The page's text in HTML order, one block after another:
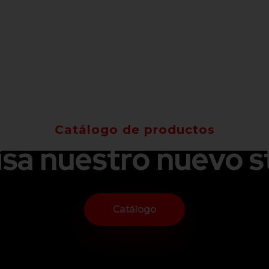
Catálogo de productos
nuestro nuevo
Catálogo